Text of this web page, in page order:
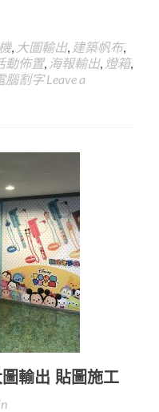
, 大圖輸出, 建築帆布,
動佈置, 海報輸出, 燈箱,
腦割字 Leave a
輸出 貼圖施工